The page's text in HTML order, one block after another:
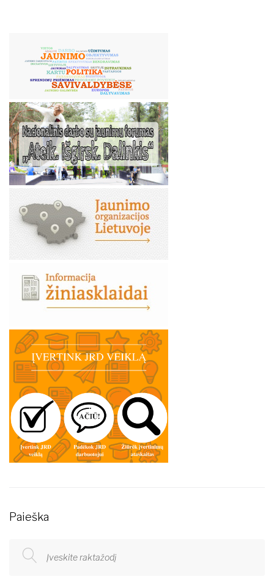
Paieška